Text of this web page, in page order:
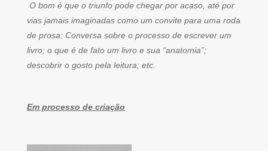
O bom é que o triunfo pode chegar por acaso, até por
vias jamais imaginadas como um convite para uma roda
de prosa: Conversa sobre o processo de escrever um
livro; o que é de fato um livro e sua “anatomia”;
descobrir o gosto pela leitura; etc.
Em processo de criação